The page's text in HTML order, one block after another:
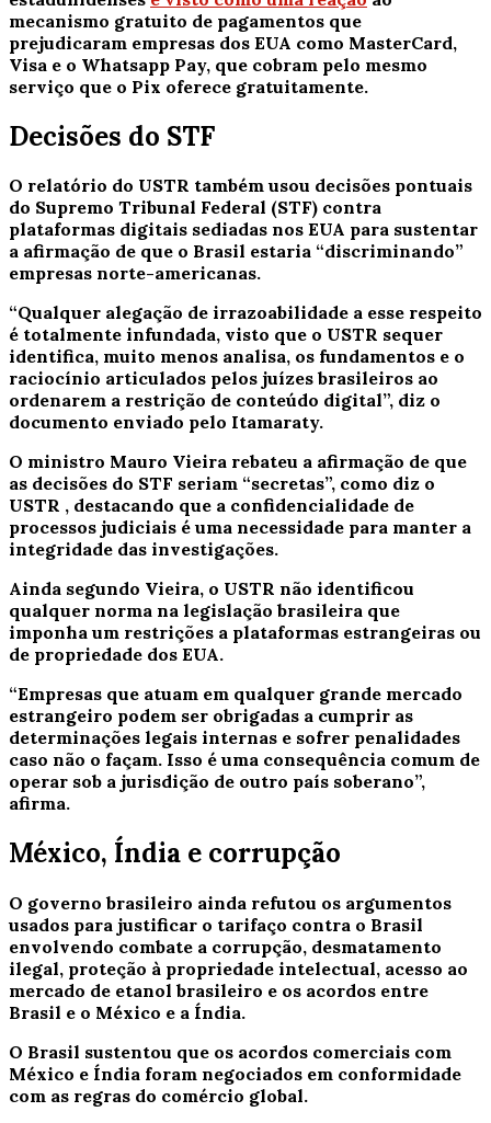
mecanismo gratuito de pagamentos que
prejudicaram empresas dos EUA como MasterCard,
Visa e o Whatsapp Pay, que cobram pelo mesmo
serviço que o Pix oferece gratuitamente.
Decisões do STF
O relatório do USTR também usou decisões pontuais
do Supremo Tribunal Federal (STF) contra
plataformas digitais sediadas nos EUA para sustentar
a afirmação de que o Brasil estaria “discriminando”
empresas norte-americanas.
“Qualquer alegação de irrazoabilidade a esse respeito
é totalmente infundada, visto que o USTR sequer
identifica, muito menos analisa, os fundamentos e o
raciocínio articulados pelos juízes brasileiros ao
ordenarem a restrição de conteúdo digital”, diz o
documento enviado pelo Itamaraty.
O ministro Mauro Vieira rebateu a afirmação de que
as decisões do STF seriam “secretas”, como diz o
USTR , destacando que a confidencialidade de
processos judiciais é uma necessidade para manter a
integridade das investigações.
Ainda segundo Vieira, o USTR não identificou
qualquer norma na legislação brasileira que
imponha um restrições a plataformas estrangeiras ou
de propriedade dos EUA.
“Empresas que atuam em qualquer grande mercado
estrangeiro podem ser obrigadas a cumprir as
determinações legais internas e sofrer penalidades
caso não o façam. Isso é uma consequência comum de
operar sob a jurisdição de outro país soberano”,
afirma.
México, Índia e corrupção
O governo brasileiro ainda refutou os argumentos
usados para justificar o tarifaço contra o Brasil
envolvendo combate a corrupção, desmatamento
ilegal, proteção à propriedade intelectual, acesso ao
mercado de etanol brasileiro e os acordos entre
Brasil e o México e a Índia.
O Brasil sustentou que os acordos comerciais com
México e Índia foram negociados em conformidade
com as regras do comércio global.